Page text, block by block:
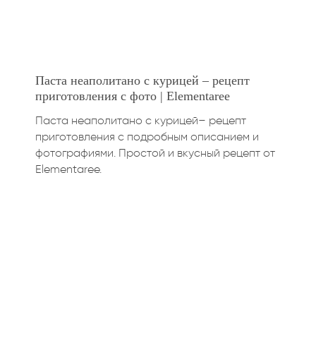
Паста неаполитано с курицей – рецепт
приготовления с фото | Elementaree
Паста неаполитано с курицей– рецепт
приготовления с подробным описанием и
фотографиями. Простой и вкусный рецепт от
Elementaree.